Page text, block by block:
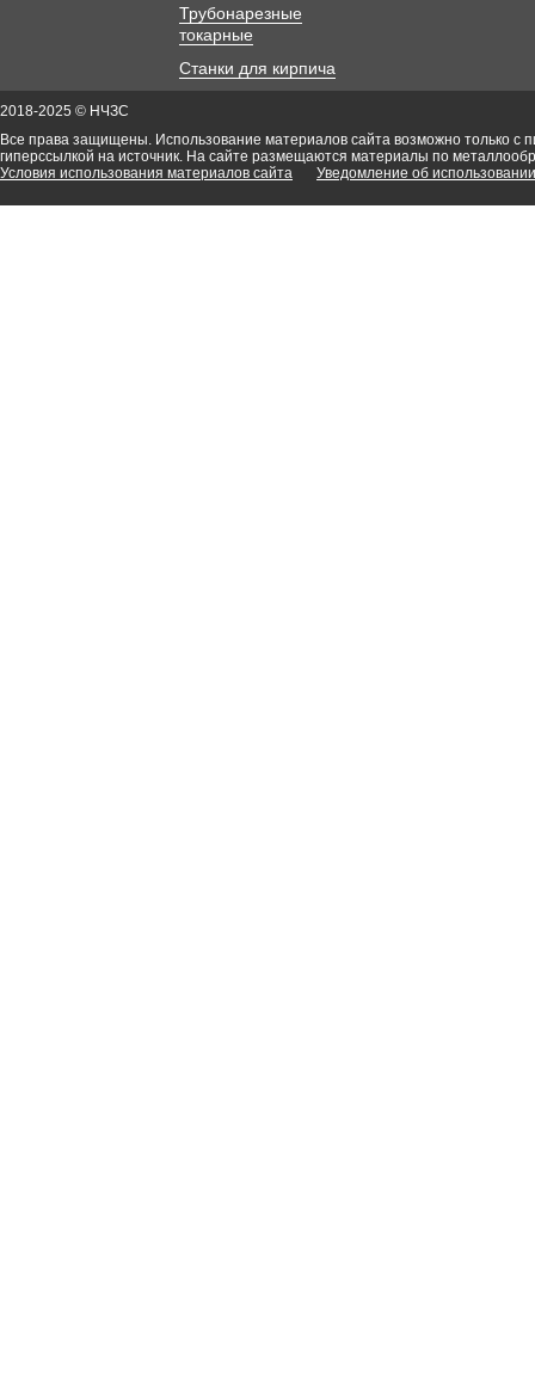
Трубонарезные
токарные
Станки для кирпича
2018-2025 © НЧЗС
Все права защищены. Использование материалов сайта возможно только с
гиперссылкой на источник. На сайте размещаются материалы по
Условия использования материалов сайта
Уведомление об